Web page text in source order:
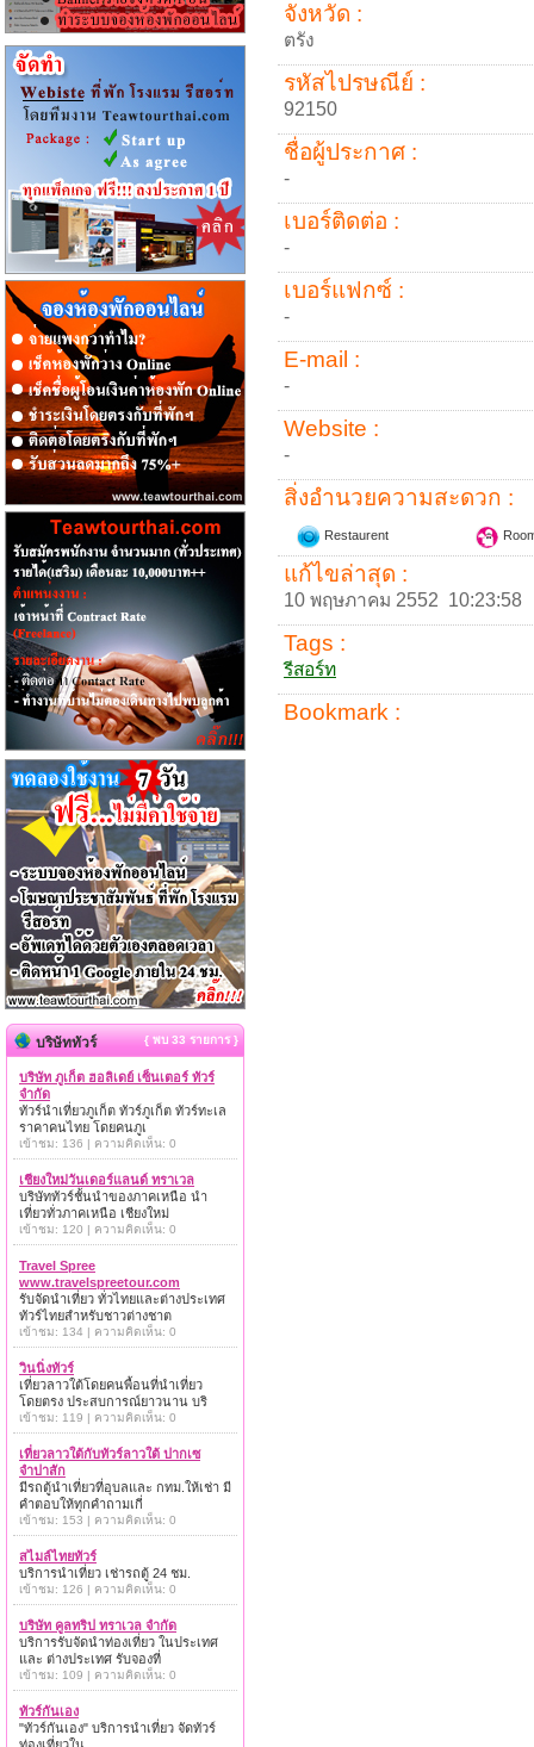
จังหวัด :
ตรัง
รหัสไปรษณีย์ :
92150
ชื่อผู้ประกาศ :
-
เบอร์ติดต่อ :
-
เบอร์แฟกซ์ :
-
E-mail :
-
Website :
-
สิ่งอำนวยความสะดวก :
Restaurent
แก้ไขล่าสุด :
10 พฤษภาคม 2552 10:23:58
Tags :
รีสอร์ท
Bookmark :
บริษัททัวร์ { พบ 33 รายการ }
บริษัท ภูเก็ต ฮอลิเดย์ เซ็นเตอร์ ทัวร์
จำกัด
ทัวร์นำเที่ยวภูเก็ต ทัวร์ภูเก็ต ทัวร์ทะเล
ราคาคนไทย โดยคนภูเ
เข้าชม: 136 | ความคิดเห็น: 0
เชียงใหม่วันเดอร์แลนด์ ทราเวล
บริษัททัวร์ชั้นนำของภาคเหนือ นำ
เที่ยวทั่วภาคเหนือ เชียงใหม่
เข้าชม: 120 | ความคิดเห็น: 0
Travel Spree
www.travelspreetour.com
รับจัดนำเที่ยว ทั่วไทยและต่างประเทศ
ทัวร์ไทยสำหรับชาวต่างชาต
เข้าชม: 134 | ความคิดเห็น: 0
วินนิ่งทัวร์
เที่ยวลาวใต้โดยคนพื้อนที่นำเที่ยว
โดยตรง ประสบการณ์ยาวนาน บริ
เข้าชม: 119 | ความคิดเห็น: 0
เที่ยวลาวใต้กับทัวร์ลาวใต้ ปากเซ
จำปาสัก
มีรถตู้นำเที่ยวที่อุบลและ กทม.ให้เช่า มี
คำตอบให้ทุกคำถามเกี่
เข้าชม: 153 | ความคิดเห็น: 0
สไมล์ไทยทัวร์
บริการนำเที่ยว เช่ารถตู้ 24 ชม.
เข้าชม: 126 | ความคิดเห็น: 0
บริษัท คูลทริป ทราเวล จำกัด
บริการรับจัดนำท่องเที่ยว ในประเทศ
และ ต่างประเทศ รับจองที่
เข้าชม: 109 | ความคิดเห็น: 0
ทัวร์กันเอง
"ทัวร์กันเอง" บริการนำเที่ยว จัดทัวร์